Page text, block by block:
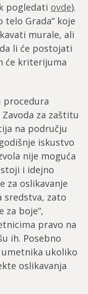
pogledati ovde).
telo Grada“ koje
murale, ali
li će postojati
će kriterijuma
procedura
za zaštitu
na području
iskustvo
nije moguća
i idejno
za oslikavanje
sredstva, zato
za boje“,
pravo na
ih. Posebno
ukoliko
oslikavanja